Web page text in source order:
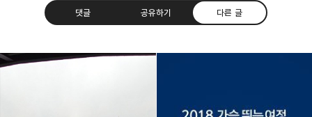
댓글 공유하기 다른 글